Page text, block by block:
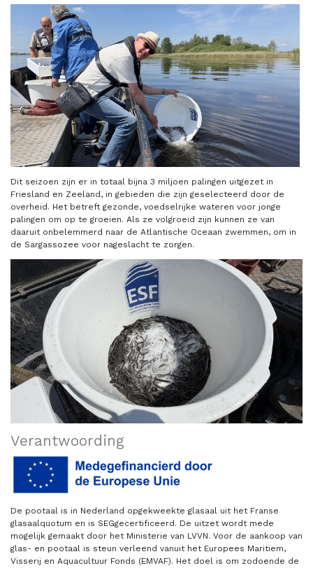
Dit seizoen zijn er in totaal bijna 3 miljoen palingen uitgezet in
Friesland en Zeeland, in gebieden die zijn geselecteerd door de
overheid. Het betreft gezonde, voedselrijke wateren voor jonge
palingen om op te groeien. Als ze volgroeid zijn kunnen ze van
daaruit onbelemmerd naar de Atlantische Oceaan zwemmen, om in
de Sargassozee voor nageslacht te zorgen.
Verantwoording
De pootaal is in Nederland opgekweekte glasaal uit het Franse
glasaalquotum en is SEGgecertificeerd. De uitzet wordt mede
mogelijk gemaakt door het Ministerie van LVVN. Voor de aankoop van
glas- en pootaal is steun verleend vanuit het Europees Maritiem,
Visserij en Aquacultuur Fonds (EMVAF). Het doel is om zodoende de